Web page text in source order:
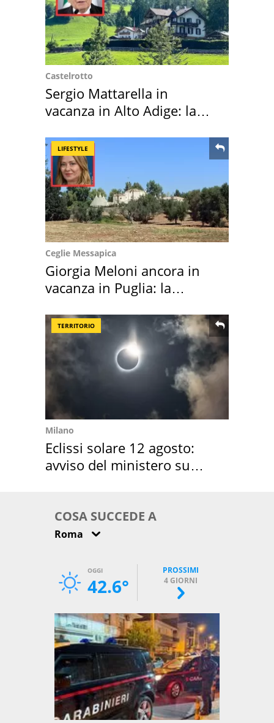
Castelrotto
Sergio Mattarella in
vacanza in Alto Adige: la
LIFESTYLE
Ceglie Messapica
Giorgia Meloni ancora in
vacanza in Puglia: la
TERRITORIO
Milano
Eclissi solare 12 agosto:
avviso del ministero su